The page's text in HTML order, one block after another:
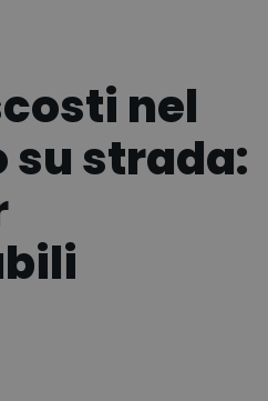
nel
strada: